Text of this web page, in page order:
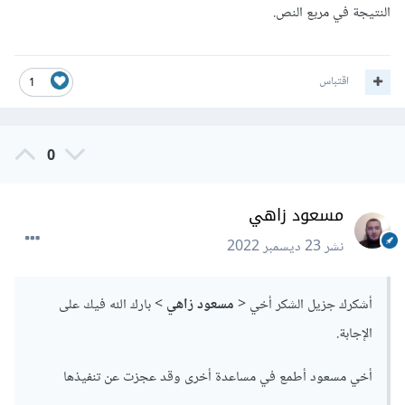
النتيجة في مربع النص.
1 اقتباس
0
مسعود زاهي
نشر23 ديسمبر 2022
أشكرك جزيل الشكر أخي <مسعود زاهي> بارك الله فيك على
الإجابة.
أخي مسعود أطمع في مساعدة أخرى وقد عجزت عن تنفيذها